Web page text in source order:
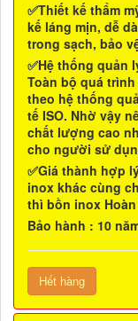
✅Thiết kế thẩm
kế láng mịn, dễ
trong sạch, bảo
✅Hệ thống quản
Toàn bộ quá
theo hệ thống
tế ISO. Nhờ vậy
chất lượng cao
cho người sử
✅Giá thành hợp
inox khác cùng
thì bồn inox
Bảo hành : 10
Hết hàng